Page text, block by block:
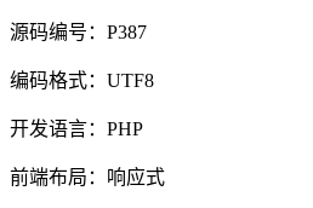
源码编号：P387
编码格式：UTF8
开发语言：PHP
前端布局：响应式